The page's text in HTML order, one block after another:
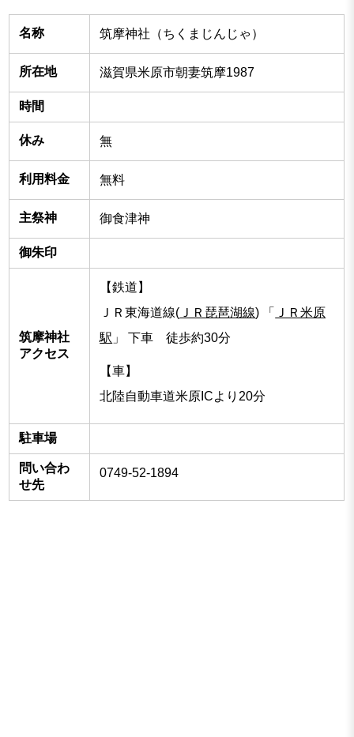
名称 筑摩神社（ちくまじんじゃ）
所在地 滋賀県米原市朝妻筑摩1987
時間
休み 無
利用料金 無料
主祭神 御食津神
御朱印
筑摩神社
アクセス
【鉄道】
ＪＲ東海道線( ＪＲ琵琶湖線) 「
ＪＲ米原
駅 」 下車 徒歩約30分
【車】
北陸自動車道米原ICより20分
駐車場
問い合わ
せ先
0749-52-1894